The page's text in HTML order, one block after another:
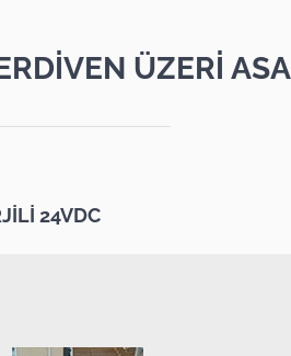
ÜZERİ
24VDC